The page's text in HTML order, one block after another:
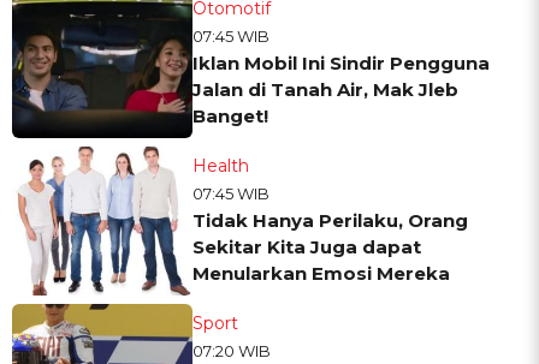
Otomotif
07:45 WIB
Iklan Mobil Ini Sindir Pengguna
Jalan di Tanah Air, Mak Jleb
Banget!
Health
07:45 WIB
Tidak Hanya Perilaku, Orang
Sekitar Kita Juga dapat
Menularkan Emosi Mereka
Sport
07:20 WIB